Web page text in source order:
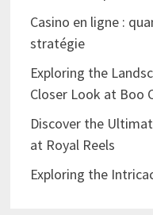
Casino en ligne :
stratégie
Exploring the
Closer Look at Boo
Discover the
at Royal Reels
Exploring the